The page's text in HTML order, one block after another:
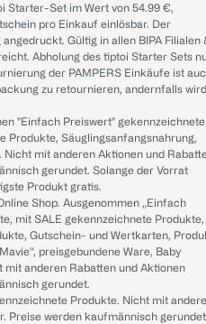
Starter-Set im Wert von 54.99 €,
pro Einkauf einlösbar. Der
Gültig in allen BIPA Filialen
Abholung des tiptoi Starter Sets
der PAMPERS Einkäufe ist
zu retournieren, andernfalls wird
"Einfach Preiswert" gekennzeichnete
Produkte, Säuglingsanfangsnahrung,
mit anderen Aktionen und
gerundet. Solange der Vorrat
Produkt gratis.
Shop. Ausgenommen „Einfach
mit SALE gekennzeichnete Produkte,
Gutschein- und Wertkarten,
preisgebundene Ware, Baby
anderen Rabatten und Aktionen
gerundet.
Produkte. Nicht mit
Preise werden kaufmännisch